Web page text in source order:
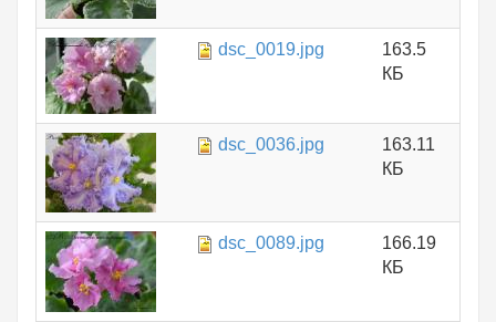
dsc_0019.jpg
163.5
КБ
dsc_0036.jpg
163.11
КБ
dsc_0089.jpg
166.19
КБ